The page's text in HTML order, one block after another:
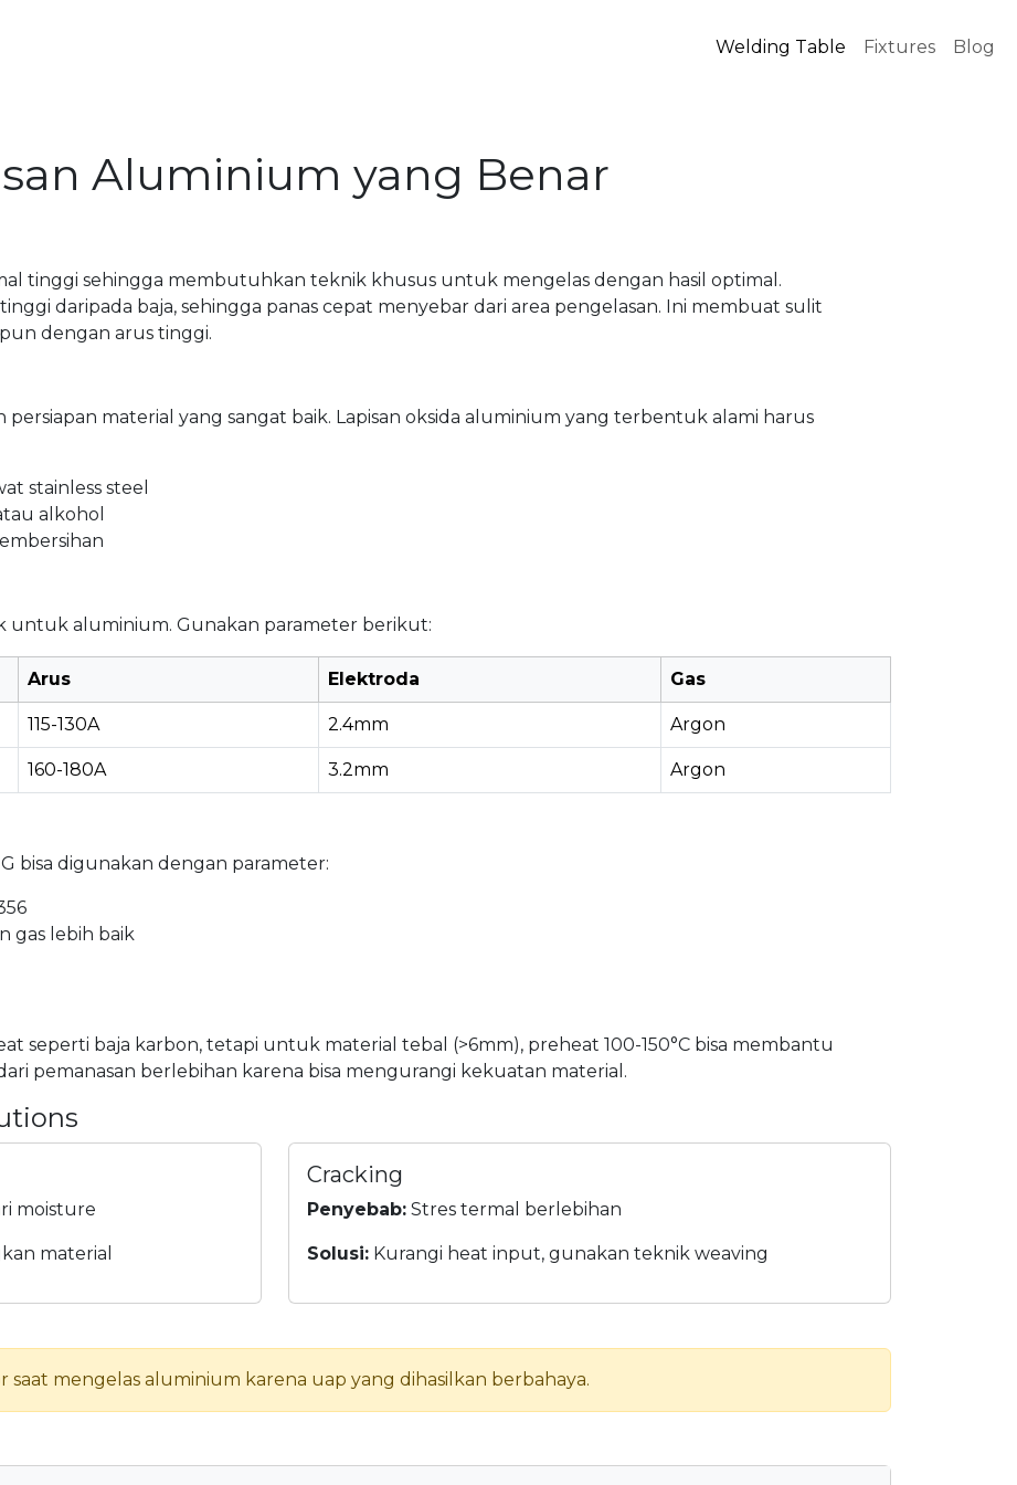
Welding Table Fixtures Blog
Aluminium yang Benar
tinggi sehingga membutuhkan teknik khusus untuk mengelas dengan hasil optimal.
daripada baja, sehingga panas cepat menyebar dari area pengelasan. Ini membuat sulit
dengan arus tinggi.
material yang sangat baik. Lapisan oksida aluminium yang terbentuk alami harus
stainless steel
alkohol
untuk aluminium. Gunakan parameter berikut:
Arus Elektroda Gas
115-130A 2.4mm Argon
160-180A 3.2mm Argon
bisa digunakan dengan parameter:
gas lebih baik
seperti baja karbon, tetapi untuk material tebal (>6mm), preheat 100-150°C bisa membantu
pemanasan berlebihan karena bisa mengurangi kekuatan material.
moisture
material
Cracking
Penyebab: Stres termal berlebihan
Solusi: Kurangi heat input, gunakan teknik weaving
saat mengelas aluminium karena uap yang dihasilkan berbahaya.